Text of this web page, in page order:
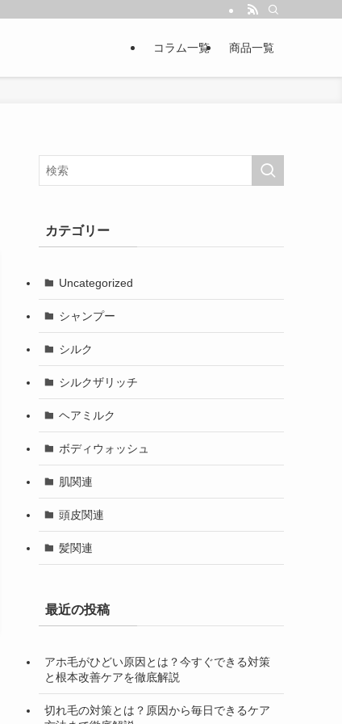
コラム一覧 商品一覧
カテゴリー
Uncategorized
シャンプー
シルク
シルクザリッチ
ヘアミルク
ボディウォッシュ
肌関連
頭皮関連
髪関連
最近の投稿
アホ毛がひどい原因とは？今すぐできる対策
と根本改善ケアを徹底解説
切れ毛の対策とは？原因から毎日できるケア